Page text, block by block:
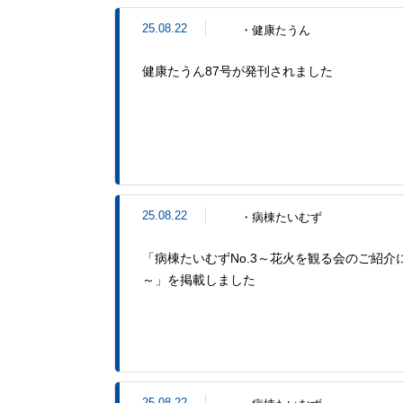
25.08.22 ・健康たうん
健康たうん87号が発刊されました
25.08.22 ・病棟たいむず
「病棟たいむずNo.3～花火を観る会のご紹介
～」を掲載しました